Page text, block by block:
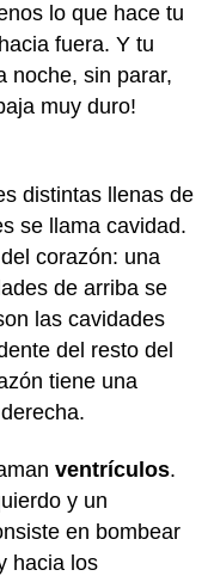
lo que hace tu
fuera. Y tu
noche, sin parar,
muy duro!
distintas llenas de
se llama cavidad.
corazón: una
de arriba se
las cavidades
del resto del
tiene una
ventrículos.
y un
en bombear
hacia los